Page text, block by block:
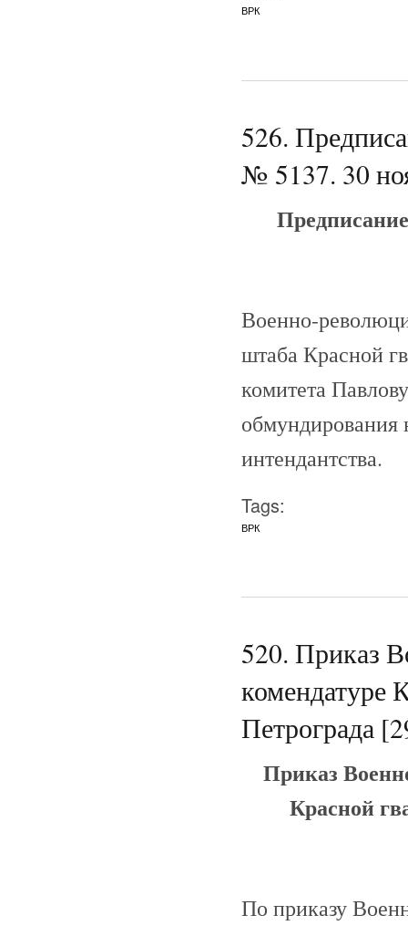
ВРК
526.
№ 5137. 30
Военно-
штаба Красной
комитета
обмундирования
интендантства.
Tags:
ВРК
520. Приказ
комендатуре
Петрограда
Приказ
Красной
По приказу